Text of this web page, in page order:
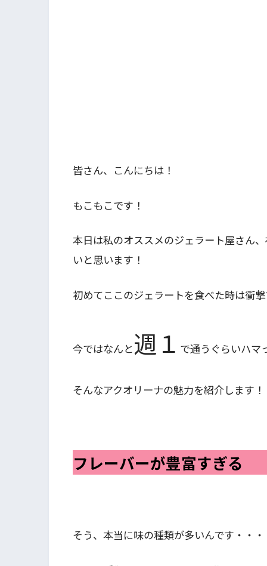
皆さん、こんにちは！
もこもこです！
本日は私のオススメのジェラート屋さん
いと思います！
初めてここのジェラートを食べた時は衝
今ではなんと週１ で通うぐらいハマ
そんなアクオリーナの魅力を紹介します！
フレーバーが豊富すぎる
そう、本当に味の種類が多いんです・・